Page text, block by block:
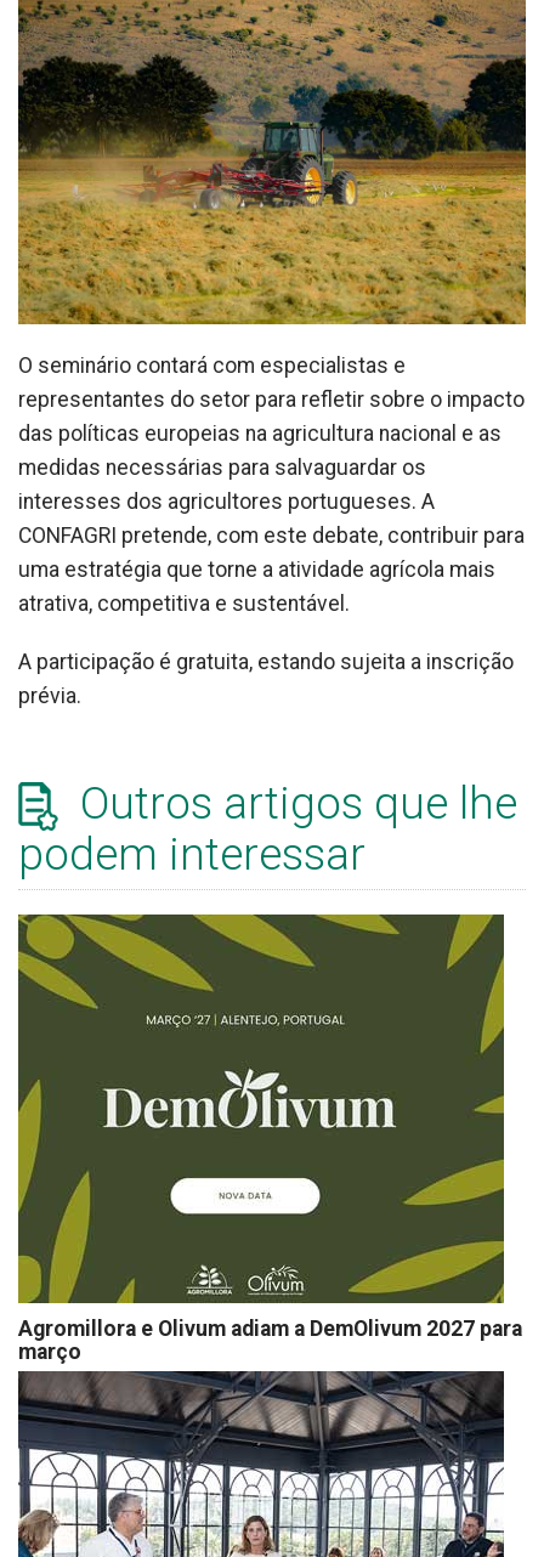
O seminário contará com especialistas e
representantes do setor para refletir sobre o impacto
das políticas europeias na agricultura nacional e as
medidas necessárias para salvaguardar os
interesses dos agricultores portugueses. A
CONFAGRI pretende, com este debate, contribuir para
uma estratégia que torne a atividade agrícola mais
atrativa, competitiva e sustentável.
A participação é gratuita, estando sujeita a inscrição
prévia.
Outros artigos que lhe
podem interessar
Agromillora e Olivum adiam a DemOlivum 2027 para
março